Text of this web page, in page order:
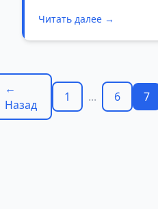
деталям. У вас есть
Читать далее →
←
Назад
1 ... 6 7